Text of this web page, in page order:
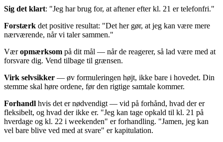
Sig det klart: "Jeg har brug for, at aftener efter kl. 21 er telefonfri."
Forstærk det positive resultat: "Det her gør, at jeg kan være mere
nærværende, når vi taler sammen."
Væropmærksom på dit mål — når de reagerer, så lad være med at
forsvare dig. Vend tilbage til grænsen.
Virk selvsikker — øv formuleringen højt, ikke bare i hovedet. Din
stemme skal høre ordene, før den rigtige samtale kommer.
Forhandl hvis det er nødvendigt — vid på forhånd, hvad der er
fleksibelt, og hvad der ikke er. "Jeg kan tage opkald til kl. 21 på
hverdage og kl. 22 i weekenden" er forhandling. "Jamen, jeg kan
vel bare blive ved med at svare" er kapitulation.